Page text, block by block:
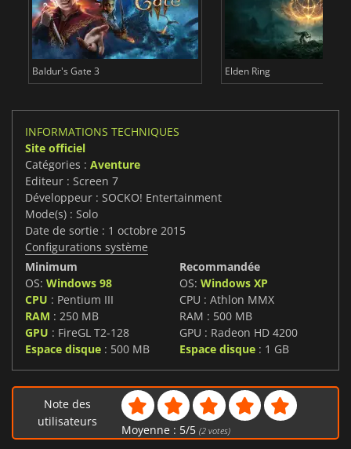
Baldur's Gate 3 Elden Ring
INFORMATIONS TECHNIQUES
Site officiel
Catégories : Aventure
Editeur : Screen 7
Développeur : SOCKO! Entertainment
Mode(s) : Solo
Date de sortie : 1 octobre 2015
Configurations système
Minimum
OS: Windows 98
CPU : Pentium III
RAM : 250 MB
GPU : FireGL T2-128
Espace disque : 500 MB
Recommandée
OS: Windows XP
CPU : Athlon MMX
RAM : 500 MB
GPU : Radeon HD 4200
Espace disque : 1 GB
Note des
utilisateurs
Moyenne : 5/5 (2votes)